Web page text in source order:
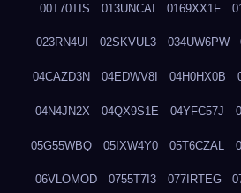
00T70TIS 013UNCAI 0169XX1F
023RN4UI 02SKVUL3 034UW6PW
04CAZD3N 04EDWV8I 04H0HX0B
04N4JN2X 04QX9S1E 04YFC57J
05G55WBQ 05IXW4Y0 05T6CZAL
06VLOMOD 0755T7I3 077IRTEG